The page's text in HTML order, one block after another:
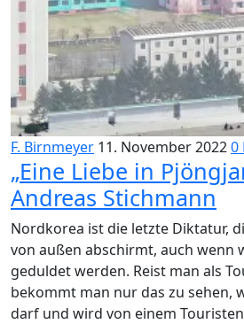
F. Birnmeyer 11. November 20220
„Eine Liebe in
Andreas Stichmann
Nordkorea ist die letzte Diktatur,
von außen abschirmt, auch wenn
geduldet werden. Reist man als
bekommt man nur das zu sehen,
darf und wird von einem